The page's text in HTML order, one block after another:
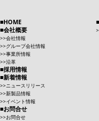
HOME
会社概要
会社情報
グループ会社情報
事業所情報
沿革
採用情報
新着情報
ニュースリリース
新製品情報
イベント情報
お問合せ
お問合せ